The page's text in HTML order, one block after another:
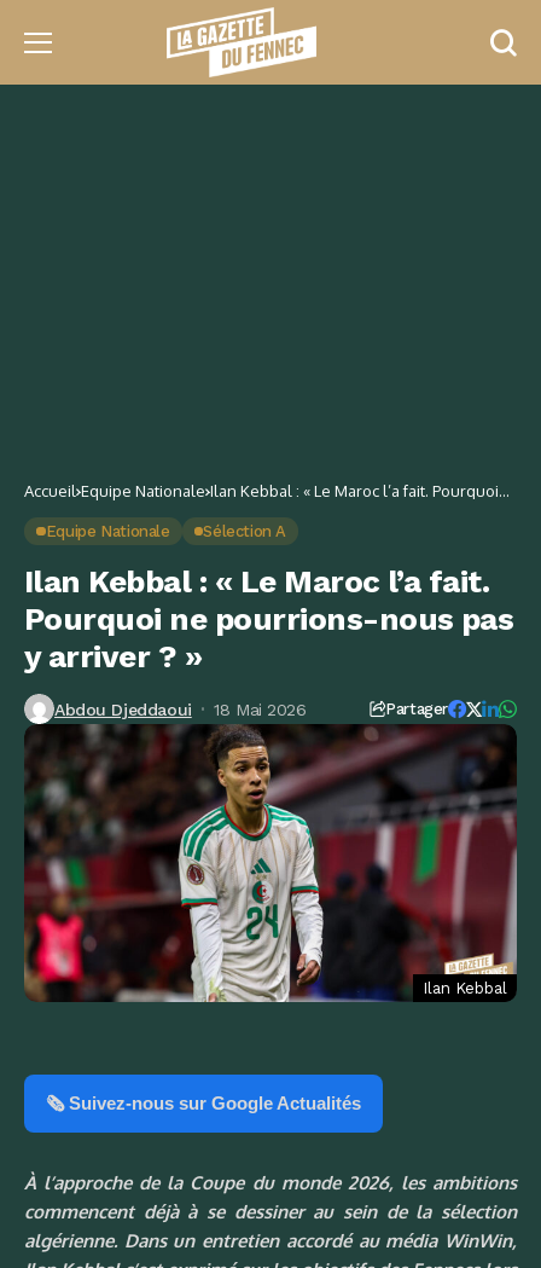
Accueil Equipe Nationale Ilan Kebbal : « Le Maroc l’a fait. Pourquoi
Equipe Nationale Sélection A
Ilan Kebbal : « Le Maroc l’a fait.
Pourquoi ne pourrions-nous pas
y arriver ? »
Abdou Djeddaoui 18 Mai 2026 Partager
Ilan Kebbal
🗞️ Suivez-nous sur Google Actualités
À l’approche de la Coupe du monde 2026, les ambitions
commencent déjà à se dessiner au sein de la sélection
algérienne. Dans un entretien accordé au média WinWin,